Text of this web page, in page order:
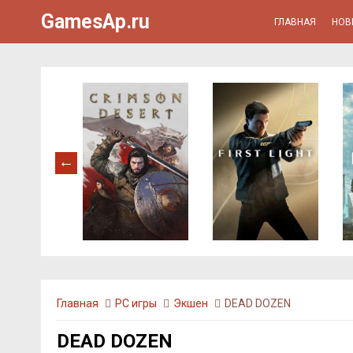
GamesAp.ru ГЛАВНАЯ
Главная PC игры Экшен DEAD DOZEN
DEAD DOZEN